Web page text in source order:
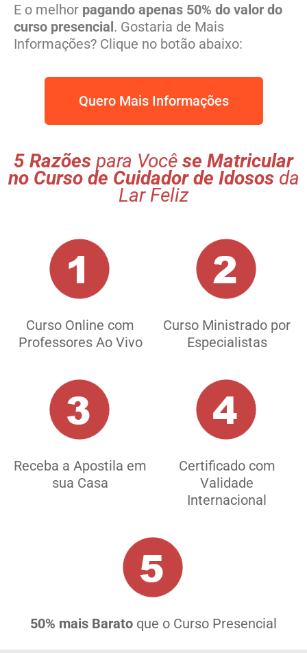
E o melhor pagando apenas 50% do valor do
curso presencial. Gostaria de Mais
Informações? Clique no botão abaixo:
Quero Mais Informações
5 Razões para Você se Matricular
no Curso de Cuidador de Idosos da
Lar Feliz
Curso Online com
Professores Ao Vivo
Curso Ministrado por
Especialistas
Receba a Apostila em
sua Casa
Certificado com
Validade
Internacional
50% mais Barato que o Curso Presencial